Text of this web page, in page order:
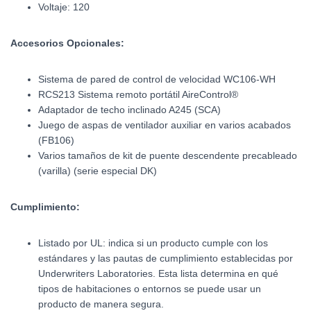
Voltaje: 120
Accesorios Opcionales:
Sistema de pared de control de velocidad WC106-WH
RCS213 Sistema remoto portátil AireControl®
Adaptador de techo inclinado A245 (SCA)
Juego de aspas de ventilador auxiliar en varios acabados
(FB106)
Varios tamaños de kit de puente descendente precableado
(varilla) (serie especial DK)
Cumplimiento:
Listado por UL: indica si un producto cumple con los
estándares y las pautas de cumplimiento establecidas por
Underwriters Laboratories. Esta lista determina en qué
tipos de habitaciones o entornos se puede usar un
producto de manera segura.